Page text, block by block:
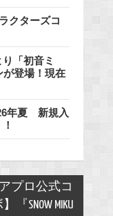
クターズコ
「初音ミ
が登場！現在
年夏 新規入
アプロ公式コ
『SNOW MIKU